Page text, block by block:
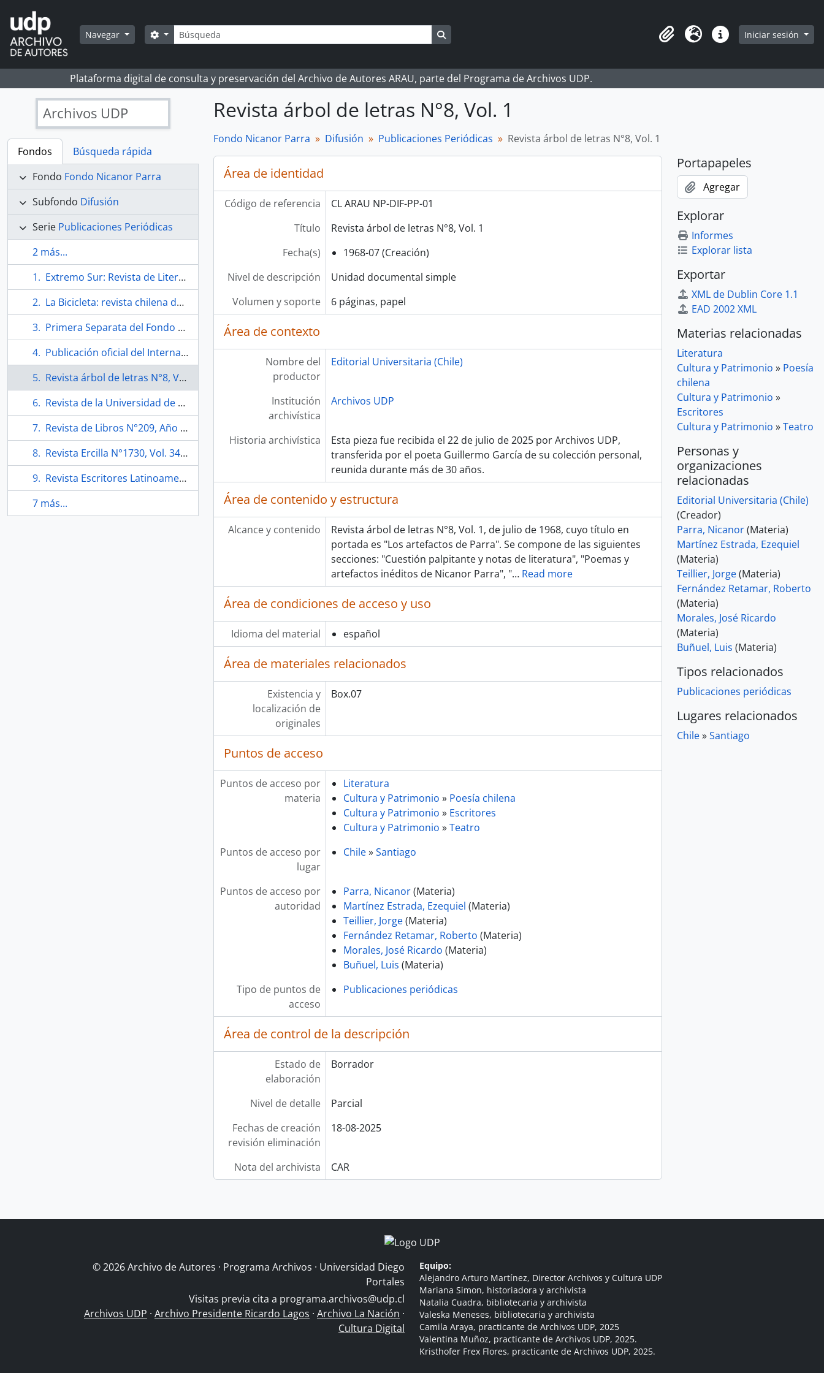
Skip to main content
Navegar Búsqueda
Search options
Portapapeles
Idioma Enlaces rápidos
Iniciar sesión
Plataforma digital de consulta y preservación del Archivo de Autores ARAU, parte del Programa de Archivos UDP.
Archivos UDP
Fondos
Búsqueda rápida
Fondo Fondo Nicanor Parra
Subfondo Difusión
Serie Publicaciones Periódicas
2 más...
Extremo Sur: Revista de Literatura N°1, Año I
La Bicicleta: revista chilena de la actividad artística N°6
Primera Separata del Fondo de Cultura Económica "Nicanor Parra 1914/1994"
Publicación oficial del Internado Nacional Barros Arana N°12
Revista árbol de letras N°8, Vol. 1
Revista de la Universidad de México N°4, Vol. XVI
Revista de Libros N°209, Año IV. Número especial "Violeta Parra: 'Pienso cantar Día Domingo en el cielo'"
Revista Ercilla N°1730, Vol. 34 firmada por Nicanor Parra
Revista Escritores Latinoamericanos N°6: "Nicanor Parra (1914)"
7 más...
Revista árbol de letras N°8, Vol. 1
Fondo Nicanor Parra Difusión Publicaciones Periódicas Revista árbol de letras N°8, Vol. 1
Área de identidad
Código de referencia
CL ARAU NP-DIF-PP-01
Título
Revista árbol de letras N°8, Vol. 1
Fecha(s)
1968-07 (Creación)
Nivel de descripción
Unidad documental simple
Volumen y soporte
6 páginas, papel
Área de contexto
Nombre del
productor
Editorial Universitaria (Chile)
Institución
archivística
Archivos UDP
Historia archivística
Esta pieza fue recibida el 22 de julio de 2025 por Archivos UDP,
transferida por el poeta Guillermo García de su colección personal,
reunida durante más de 30 años.
Área de contenido y estructura
Alcance y contenido
Revista árbol de letras N°8, Vol. 1, de julio de 1968, cuyo título en
portada es "Los artefactos de Parra". Se compone de las siguientes
secciones: "Cuestión palpitante y notas de literatura", "Poemas y
artefactos inéditos de Nicanor Parra", "… Read more
Área de condiciones de acceso y uso
Idioma del material español
Área de materiales relacionados
Existencia y
localización de
originales
Box.07
Puntos de acceso
Puntos de acceso por
materia
Literatura
Cultura y Patrimonio » Poesía chilena
Cultura y Patrimonio » Escritores
Cultura y Patrimonio »Teatro
Puntos de acceso por
lugar
Chile»Santiago
Puntos de acceso por
autoridad
Parra, Nicanor(Materia)
Martínez Estrada, Ezequiel (Materia)
Teillier, Jorge(Materia)
Fernández Retamar, Roberto (Materia)
Morales, José Ricardo (Materia)
Buñuel, Luis (Materia)
Tipo de puntos de
acceso
Publicaciones periódicas
Área de control de la descripción
Estado de
elaboración
Borrador
Nivel de detalle
Parcial
Fechas de creación
revisión eliminación
18-08-2025
Nota del archivista CAR
Portapapeles
Agregar
Explorar
Informes
Explorar lista
Exportar
XML de Dublin Core 1.1
EAD 2002 XML
Materias relacionadas
Literatura
Cultura y Patrimonio » Poesía
chilena
Cultura y Patrimonio »
Escritores
Cultura y Patrimonio »Teatro
Personas y
organizaciones
relacionadas
Editorial Universitaria (Chile)
(Creador)
Parra, Nicanor(Materia)
Martínez Estrada, Ezequiel
(Materia)
Teillier, Jorge(Materia)
Fernández Retamar, Roberto
(Materia)
Morales, José Ricardo
(Materia)
Buñuel, Luis (Materia)
Tipos relacionados
Publicaciones periódicas
Lugares relacionados
Chile»Santiago
© 2026 Archivo de Autores · Programa Archivos · Universidad Diego
Portales
Visitas previa cita a programa.archivos@udp.cl
Archivos UDP · Archivo Presidente Ricardo Lagos · Archivo La Nación ·
Cultura Digital
Equipo:
Alejandro Arturo Martínez, Director Archivos y Cultura UDP
Mariana Simon, historiadora y archivista
Natalia Cuadra, bibliotecaria y archivista
Valeska Meneses, bibliotecaria y archivista
Camila Araya, practicante de Archivos UDP, 2025
Valentina Muñoz, practicante de Archivos UDP, 2025.
Kristhofer Frex Flores, practicante de Archivos UDP, 2025.